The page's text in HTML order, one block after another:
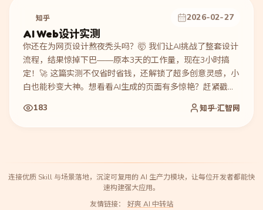
知乎 2026-02-27
AI Web设计实测
你还在为网页设计熬夜秃头吗？🤯 我们让AI挑战了整套设计
流程，结果惊掉下巴——原本3天的工作量，现在3小时搞
定！🚀 这篇实测不仅省时省钱，还解锁了超多创意灵感，小
白也能秒变大神。想看看AI生成的页面有多惊艳？赶紧戳进
183 知乎·汇智网
连接优质 Skill 与场景落地，沉淀可复用的 AI 生产力模块，让每位开发者都能快
速构建强大应用。
友情链接：
好爽 AI 中转站